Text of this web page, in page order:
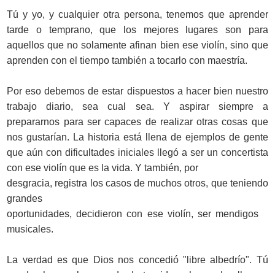
Tú y yo, y cualquier otra persona, tenemos que aprender
tarde o temprano, que los mejores lugares son para
aquellos que no solamente afinan bien ese violín, sino que
aprenden con el tiempo también a tocarlo con maestría.
Por eso debemos de estar dispuestos a hacer bien nuestro
trabajo diario, sea cual sea. Y aspirar siempre a
prepararnos para ser capaces de realizar otras cosas que
nos gustarían. La historia está llena de ejemplos de gente
que aún con dificultades iniciales llegó a ser un concertista
con ese violín que es la vida. Y también, por
desgracia, registra los casos de muchos otros, que teniendo
grandes
oportunidades, decidieron con ese violín, ser mendigos
musicales.
La verdad es que Dios nos concedió "libre albedrío". Tú